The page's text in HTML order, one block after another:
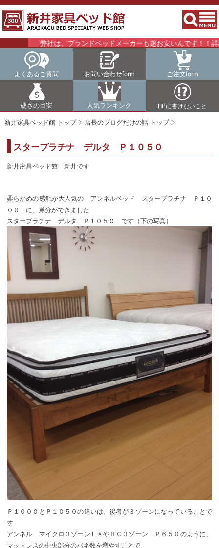
弊社は、ブランドベッドメーカーも超お安いんです！！詳細は
よくあるご質問 お問い合わせform ご注文form
硬さの目安 人気ランキング HPに書けないこと
新井家具ベッド館 トップ 店長のブログだけの話 トップ
スタープラチナ デルタ Ｐ１０５０
新井家具ベッド館 新井です
柔らかめの感触が大人気の アンネルベッド スタープラチナ Ｐ１０
００ に、弟分ができました
スタープラチナ デルタ Ｐ１０５０ です（下の写真）
Ｐ１０００とＰ１０５０の違いは、後者が３ゾーンになっていることで
す
アンネル マイクロ３ゾーンＬＸやＨＣ３ゾーン Ｐ６５０のように、
マットレスの中央部分のバネ数を増やすことで